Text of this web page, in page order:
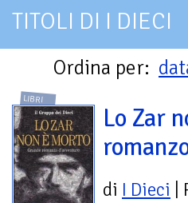
TITOLI DI I DIECI
Ordina per:
LIBRI
Lo Zar
di I Dieci